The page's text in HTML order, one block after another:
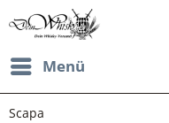
Menü
Scapa